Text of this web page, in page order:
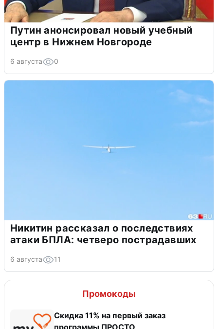
Путин анонсировал новый учебный
центр в Нижнем Новгороде
6 августа 0
Никитин рассказал о последствиях
атаки БПЛА: четверо пострадавших
6 августа 11
Промокоды
Скидка 11% на первый заказ
программы ПРОСТО